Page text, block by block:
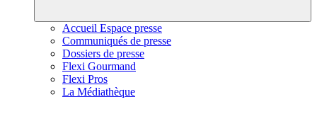
Accueil Espace presse
Communiqués de presse
Dossiers de presse
Flexi Gourmand
Flexi Pros
La Médiathèque